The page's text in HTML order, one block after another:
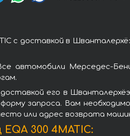
с доставкой в
автомобили Мерседес-
его в
запроса. Вам
или адрес возврата
300 4MATIC: